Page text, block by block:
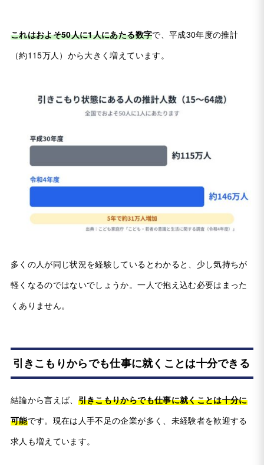
これはおよそ50人に1人にあたる数字で、平成30年度の推計
（約115万人）から大きく増えています。
多くの人が同じ状況を経験しているとわかると、少し気持ちが
軽くなるのではないでしょうか。一人で抱え込む必要はまった
くありません。
引きこもりからでも仕事に就くことは十分できる
結論から言えば、 引きこもりからでも仕事に就くことは十分に
可能です。現在は人手不足の企業が多く、未経験者を歓迎する
求人も増えています。